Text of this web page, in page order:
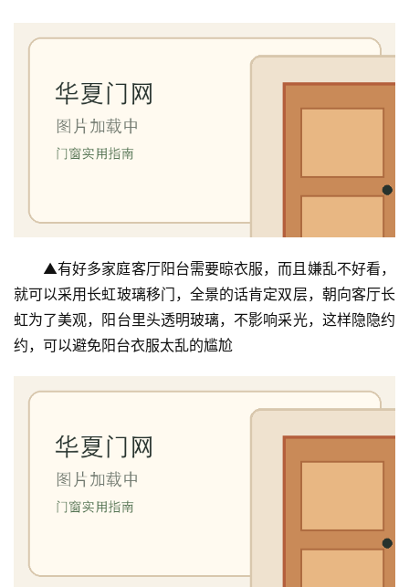
门
修
业
资
讯
▲有好多家庭客厅阳台需要晾衣服，而且嫌乱不好看，
就可以采用长虹玻璃移门，全景的话肯定双层，朝向客厅长
虹为了美观，阳台里头透明玻璃，不影响采光，这样隐隐约
约，可以避免阳台衣服太乱的尴尬